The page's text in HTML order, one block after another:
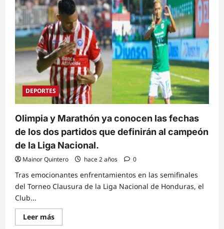
–
1
OLIMPIA
VENCE
AL
MARATHÓN
DEPORTES
Olimpia y Marathón ya conocen las fechas
de los dos partidos que definirán al campeón
de la Liga Nacional.
Mainor Quintero hace 2 años 0
Tras emocionantes enfrentamientos en las semifinales
del Torneo Clausura de la Liga Nacional de Honduras, el
Club...
Leer másRead
more